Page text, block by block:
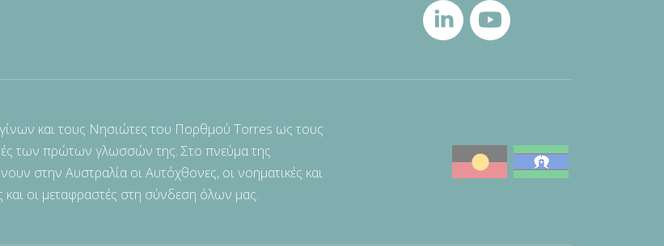
και τους Νησιώτες του Πορθμού Torres ως τους
των πρώτων γλωσσών της. Στο πνεύμα της
στην Αυστραλία οι Αυτόχθονες, οι νοηματικές και
και οι μεταφραστές στη σύνδεση όλων μας.